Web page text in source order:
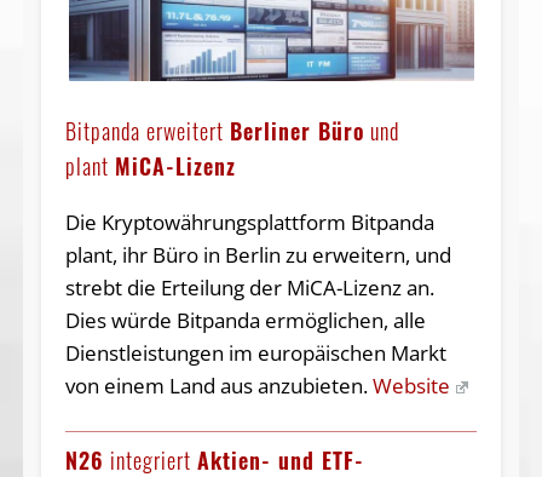
Bitpanda erweitert Berliner Büro und
plant MiCA-Lizenz
Die Kryptowährungsplattform Bitpanda
plant, ihr Büro in Berlin zu erweitern, und
strebt die Erteilung der MiCA-Lizenz an.
Dies würde Bitpanda ermöglichen, alle
Dienstleistungen im europäischen Markt
von einem Land aus anzubieten.Website
N26 integriert Aktien- und ETF-